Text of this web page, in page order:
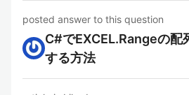
posted answer to this question
C#でEXCEL.Rangeの
する方法